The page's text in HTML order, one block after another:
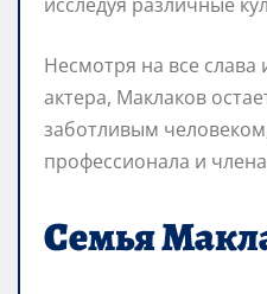
Несмотря на все слава
актера, Маклаков
заботливым
профессионала и
Семья